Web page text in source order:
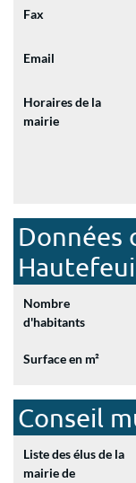
Fax
Email
Horaires de la
mairie
Données
Nombre
d'habitants
Surface en m²
Conseil
Liste des élus de la
mairie de